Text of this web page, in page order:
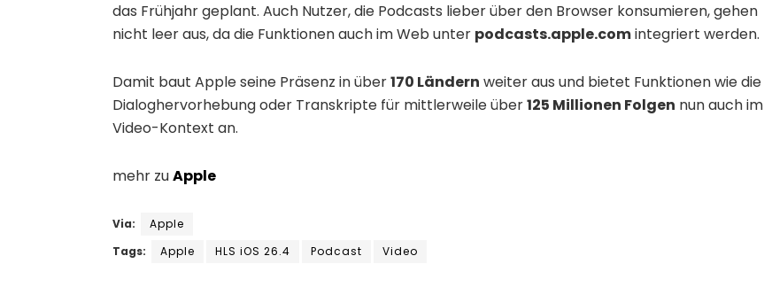
das Frühjahr geplant. Auch Nutzer, die Podcasts lieber über den Browser konsumieren, gehen
nicht leer aus, da die Funktionen auch im Web unter podcasts.apple.comintegriert werden.
Damit baut Apple seine Präsenz in über170 Ländern weiter aus und bietet Funktionen wie die
Dialoghervorhebung oder Transkripte für mittlerweile über125 Millionen Folgen nun auch im
Video-Kontext an.
mehr zuApple
Via:
Apple
Tags:
Apple HLS iOS 26.4 Podcast Video